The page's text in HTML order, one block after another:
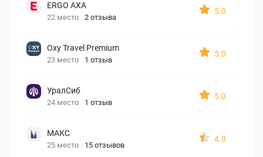
ERGO AXA
22 место 2 отзыва
5.0
Oxy Travel Premium
23 место 1 отзыв
5.0
УралСиб
24 место 1 отзыв
5.0
МАКС
25 место 15 отзывов
4.9